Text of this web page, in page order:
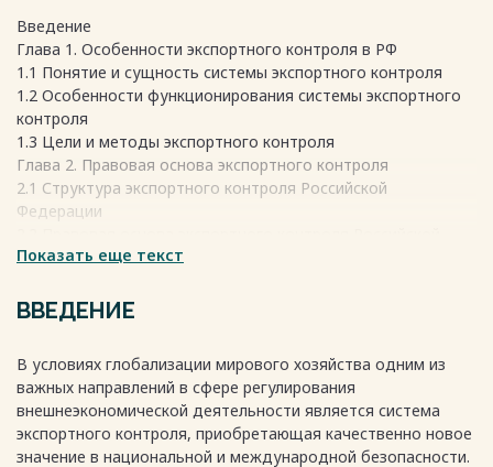
Введение
Глава 1. Особенности экспортного контроля в РФ
1.1 Понятие и сущность системы экспортного контроля
1.2 Особенности функционирования системы экспортного
контроля
1.3 Цели и методы экспортного контроля
Глава 2. Правовая основа экспортного контроля
2.1 Структура экспортного контроля Российской
Федерации
Федерации
3.1. Пути повышения эффективности экспортного контроля
3.2 Пути совершенствования экспортного контроля
Список использованной литературы
Весь текст будет доступенпосле покупки
Показать еще текст
ВВЕДЕНИЕ
В условиях глобализации мирового хозяйства одним из
важных направлений в сфере регулирования
внешнеэкономической деятельности является система
экспортного контроля, приобретающая качественно новое
значение в национальной и международной безопасности.